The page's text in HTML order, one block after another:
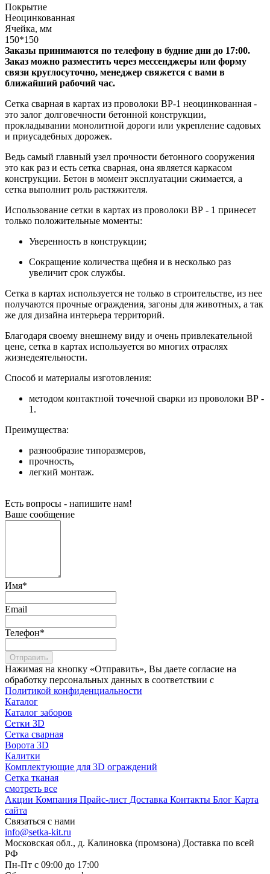
Покрытие
Неоцинкованная
Ячейка, мм
150*150
Заказы принимаются по телефону в будние дни до 17:00.
Заказ можно разместить через мессенджеры или форму
связи круглосуточно, менеджер свяжется с вами в
ближайший рабочий час.
Сетка сварная в картах из проволоки ВР-1 неоцинкованная -
это залог долговечности бетонной конструкции,
прокладывании монолитной дороги или укрепление садовых
и приусадебных дорожек.
Ведь самый главный узел прочности бетонного сооружения
это как раз и есть сетка сварная, она является каркасом
конструкции. Бетон в момент эксплуатации сжимается, а
сетка выполнит роль растяжителя.
Использование сетки в картах из проволоки ВР - 1 принесет
только положительные моменты:
Уверенность в конструкции;
Сокращение количества щебня и в несколько раз
увеличит срок службы.
Сетка в картах используется не только в строительстве, из нее
получаются прочные ограждения, загоны для животных, а так
же для дизайна интерьера территорий.
Благодаря своему внешнему виду и очень привлекательной
цене, сетка в картах используется во многих отраслях
жизнедеятельности.
Способ и материалы изготовления:
методом контактной точечной сварки из проволоки ВР -
1.
Преимущества:
разнообразие типоразмеров,
прочность,
легкий монтаж.
Есть вопросы - напишите нам!
Ваше сообщение
Имя*
Email
Телефон*
Отправить
Нажимая на кнопку «Отправить», Вы даете согласие на
обработку персональных данных в соответствии с
Политикой конфиденциальности
Каталог
Каталог заборов
Сетки 3D
Сетка сварная
Ворота 3D
Калитки
Комплектующие для 3D ограждений
Сетка тканая
смотреть все
Акции Компания Прайс-лист Доставка Контакты Блог Карта
сайта
Связаться с нами
info@setka-kit.ru
Московская обл., д. Калиновка (промзона) Доставка по всей
РФ
Пн-Пт с 09:00 до 17:00